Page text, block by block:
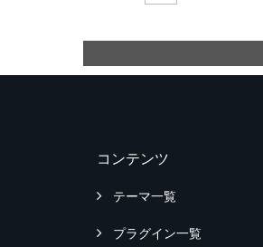
コンテンツ
テーマ一覧
プラグイン一覧